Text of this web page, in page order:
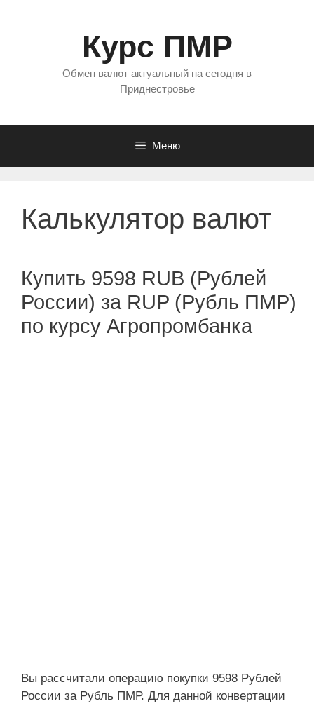
Курс ПМР
Обмен валют актуальный на сегодня в
Приднестровье
Меню
Калькулятор валют
Купить 9598 RUB (Рублей
России) за RUP (Рубль ПМР)
по курсу Агропромбанка
Вы рассчитали операцию покупки 9598 Рублей
России за Рубль ПМР. Для данной конвертации